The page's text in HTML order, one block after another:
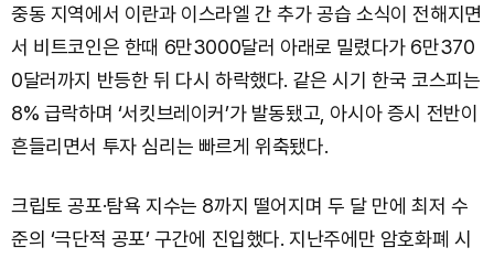
중동 지역에서 이란과 이스라엘 간 추가 공습 소식이 전해지면
서 비트코인은 한때 6만3000달러 아래로 밀렸다가 6만370
0달러까지 반등한 뒤 다시 하락했다. 같은 시기 한국 코스피는
8% 급락하며 ‘서킷브레이커’가 발동됐고, 아시아 증시 전반이
흔들리면서 투자 심리는 빠르게 위축됐다.
크립토 공포·탐욕 지수는 8까지 떨어지며 두 달 만에 최저 수
준의 ‘극단적 공포’ 구간에 진입했다. 지난주에만 암호화폐 시